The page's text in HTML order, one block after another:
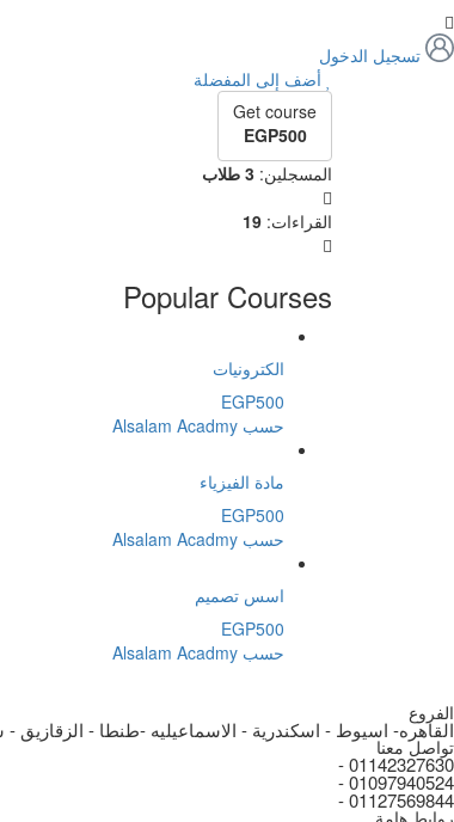
تسجيل الدخول
أضف إلى المفضلة
Get course
EGP500
المسجلين: 3 طلاب
القراءات:
19
Popular Courses
الكترونيات
EGP500
حسب Alsalam Acadmy
مادة الفيزياء
EGP500
حسب Alsalam Acadmy
اسس تصميم
EGP500
حسب Alsalam Acadmy
الفروع
القاهره- اسيوط - اسكندرية - الاسماعيليه -طنطا -
تواصل معنا
01142327630 -
01097940524 -
01127569844 -
روابط هامة